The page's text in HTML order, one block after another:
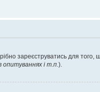
зареєструватись для того,
і т.п. ).